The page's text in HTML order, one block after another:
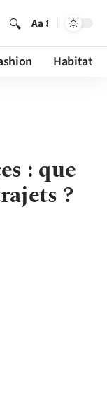
Aa
Habitat
: que
?